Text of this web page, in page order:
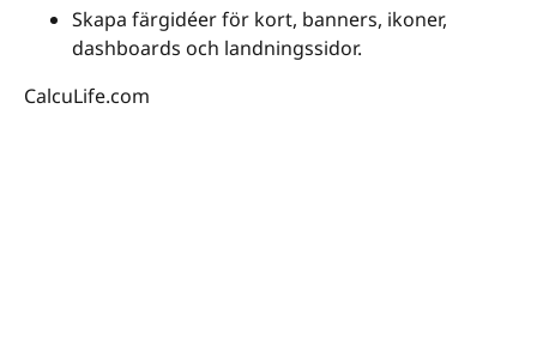
Skapa färgidéer för kort, banners, ikoner,
dashboards och landningssidor.
CalcuLife.com